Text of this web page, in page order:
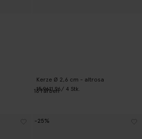
Kerze Ø 2,6 cm - altrosa
15.9611.96 / 4 Stk.
16Farben
-25%